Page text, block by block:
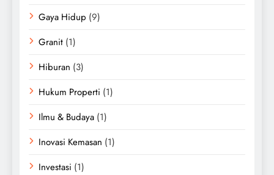
Gaya Hidup (9)
Granit (1)
Hiburan (3)
Hukum Properti (1)
Ilmu & Budaya (1)
Inovasi Kemasan (1)
Investasi (1)